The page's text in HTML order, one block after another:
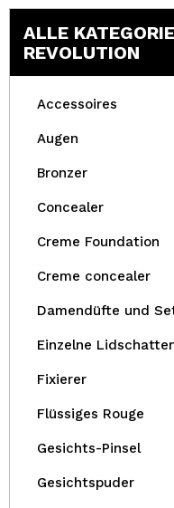
ALLE
REVOLUTION
Accessoires
Augen
Bronzer
Concealer
Creme Foundation
Creme concealer
Damendüfte und
Einzelne
Fixierer
Flüssiges Rouge
Gesichts-Pinsel
Gesichtspuder